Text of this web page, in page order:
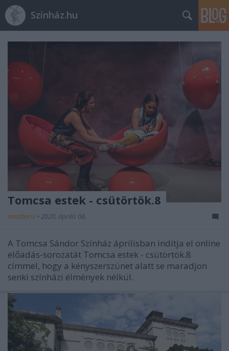
Színház.hu
Tomcsa estek - csütörtök.8
mtothorsi • 2020. április 08.
A Tomcsa Sándor Színház áprilisban indítja el online
előadás-sorozatát Tomcsa estek - csütörtök.8
címmel, hogy a kényszerszünet alatt se maradjon
senki színházi élmények nélkül.